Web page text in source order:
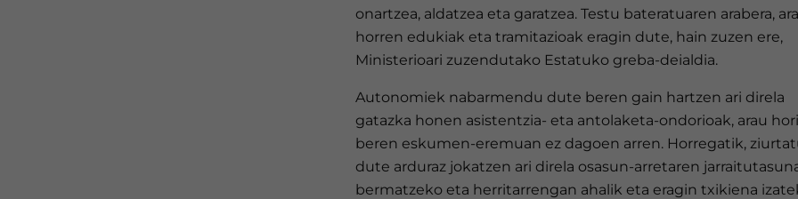
onartzea, aldatzea eta garatzea. Testu bateratuaren arabera,
horren edukiak eta tramitazioak eragin dute, hain zuzen ere,
Ministerioari zuzendutako Estatuko greba-deialdia.
Autonomiek nabarmendu dute beren gain hartzen ari direla
gatazka honen asistentzia- eta antolaketa-ondorioak, arau hori
beren eskumen-eremuan ez dagoen arren. Horregatik,
dute arduraz jokatzen ari direla osasun-arretaren
bermatzeko eta herritarrengan ahalik eta eragin txikiena